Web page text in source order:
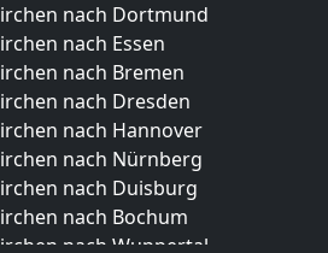
nach Dortmund
nach Essen
nach Bremen
nach Dresden
nach Hannover
nach Nürnberg
nach Duisburg
nach Bochum
nach Wuppertal